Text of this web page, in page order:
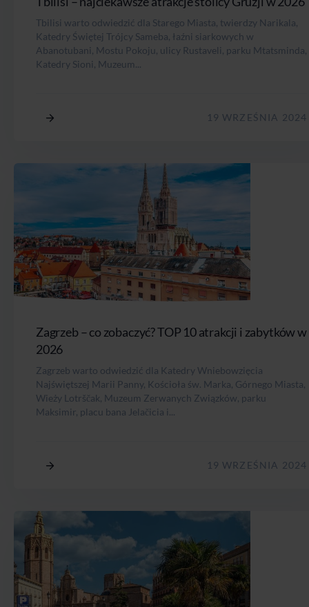
Tbilisi warto odwiedzić dla Starego Miasta, twierdzy Narikala,
Katedry Świętej Trójcy Sameba, łaźni siarkowych w
Abanotubani, Mostu Pokoju, ulicy Rustaveli, parku Mtatsminda,
Katedry Sioni, Muzeum...
19 WRZEŚNIA 2024
Zagrzeb – co zobaczyć? TOP 10 atrakcji i zabytków w
2026
Zagrzeb warto odwiedzić dla Katedry Wniebowzięcia
Najświętszej Marii Panny, Kościoła św. Marka, Górnego Miasta,
Wieży Lotrščak, Muzeum Zerwanych Związków, parku
Maksimir, placu bana Jelačicia i...
19 WRZEŚNIA 2024